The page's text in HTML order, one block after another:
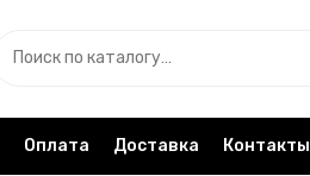
Оплата Доставка Контакты